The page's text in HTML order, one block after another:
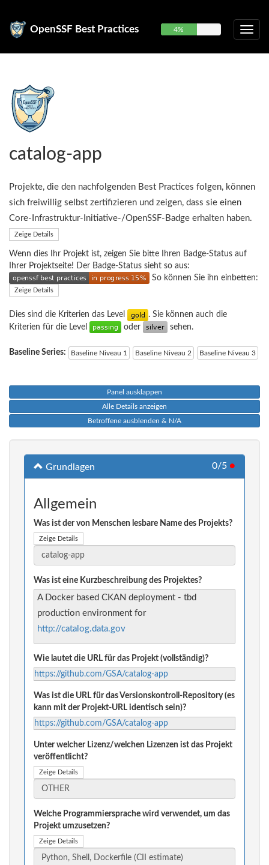
OpenSSF Best Practices 4%
catalog-app
Projekte, die den nachfolgenden Best Practices folgen, können
sich freiwillig selbst zertifizieren und zeigen, dass sie einen
Core-Infrastruktur-Initiative-/OpenSSF-Badge erhalten haben.
Zeige Details
Wenn dies Ihr Projekt ist, zeigen Sie bitte Ihren Badge-Status auf
Ihrer Projektseite! Der Badge-Status sieht so aus:
So können Sie ihn einbetten:
Zeige Details
Dies sind die Kriterien das Level
. Sie können auch die
Kriterien für die Level
oder sehen.
Baseline Series: Baseline Niveau 1 Baseline Niveau 2 Baseline Niveau 3
Panel ausklappen
Alle Details anzeigen
Betroffene ausblenden & N/A
Grundlagen 0/5 ●
Allgemein
Was ist der von Menschen lesbare Name des Projekts?
Zeige Details
Was ist eine Kurzbeschreibung des Projektes?
A Docker based CKAN deployment - tbd
production environment for
http://catalog.data.gov
Wie lautet die URL für das Projekt (vollständig)?
https://github.com/GSA/catalog-app
Was ist die URL für das Versionskontroll-Repository (es
kann mit der Projekt-URL identisch sein)?
https://github.com/GSA/catalog-app
Unter welcher Lizenz/welchen Lizenzen ist das Projekt
veröffentlicht?
Zeige Details
Welche Programmiersprache wird verwendet, um das
Projekt umzusetzen?
Zeige Details